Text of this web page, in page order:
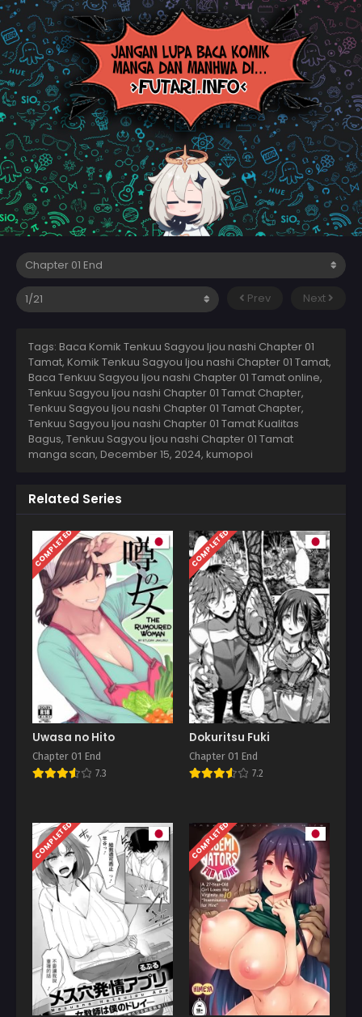
Prev Next
Tags: Baca Komik Tenkuu Sagyou Ijou nashi Chapter 01
Tamat, Komik Tenkuu Sagyou Ijou nashi Chapter 01 Tamat,
Baca Tenkuu Sagyou Ijou nashi Chapter 01 Tamat online,
Tenkuu Sagyou Ijou nashi Chapter 01 Tamat Chapter,
Tenkuu Sagyou Ijou nashi Chapter 01 Tamat Chapter,
Tenkuu Sagyou Ijou nashi Chapter 01 Tamat Kualitas
Bagus, Tenkuu Sagyou Ijou nashi Chapter 01 Tamat
manga scan, December 15, 2024, kumopoi
Related Series
COMPLETED
Uwasa no Hito
Chapter 01 End
7.3
COMPLETED
Dokuritsu Fuki
Chapter 01 End
7.2
COMPLETED COMPLETED